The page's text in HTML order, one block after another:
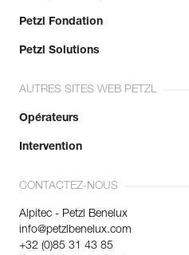
Petzl Fondation
Petzl Solutions
AUTRES SITES WEB PETZL
Opérateurs
Intervention
CONTACTEZ-NOUS
Alpitec - Petzl Benelux
info@petzlbenelux.com
+32 (0)85 31 43 85